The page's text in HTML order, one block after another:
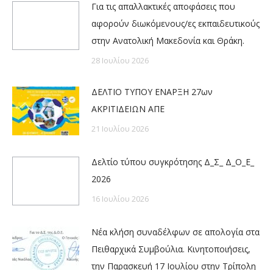
Για τις απαλλακτικές αποφάσεις που
αφορούν διωκόμενους/ες εκπαιδευτικούς
στην Ανατολική Μακεδονία και Θράκη.
28 Ιουλίου 2026
ΔΕΛΤΙΟ ΤΥΠΟΥ ΕΝΑΡΞΗ 27ων
ΑΚΡΙΤΙΔΕΙΩΝ ΑΠΕ
21 Ιουλίου 2026
Δελτίο τύπου συγκρότησης Δ_Σ_ Δ_Ο_Ε_
2026
16 Ιουλίου 2026
Νέα κλήση συναδέλφων σε απολογία στα
Πειθαρχικά Συμβούλια. Κινητοποιήσεις,
την Παρασκευή 17 Ιουλίου στην Τρίπολη